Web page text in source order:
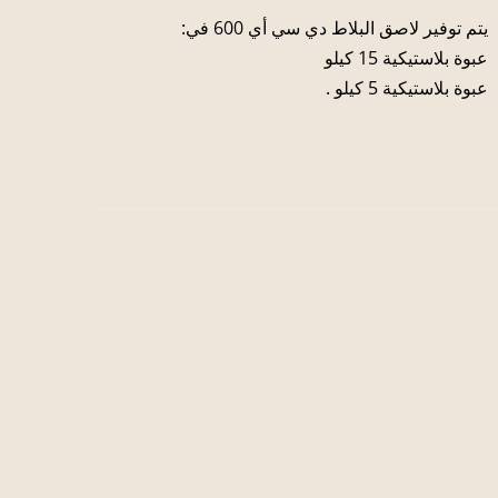
يتم توفير لاصق البلاط دي سي أي 600 في:
عبوة بلاستيكية 15 كيلو
عبوة بلاستيكية 5 كيلو .